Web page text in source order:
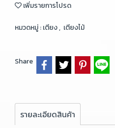
เพิ่มรายการโปรด
หมวดหมู่ :เตียง, เตียงไม้
Share
รายละเอียดสินค้า